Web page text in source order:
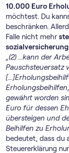
10.000 Euro
möchtest. Du
beschränken.
Falle nicht mehr
„(2) ...kann der
Pauschsteuersatz
gewährt worden
Euro für dessen
übersteigen und
Beihilfen zu
bedeutet, dass du
Steuererklärung